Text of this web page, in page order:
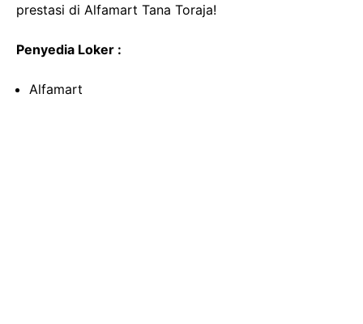
prestasi di Alfamart Tana Toraja!
Penyedia Loker :
Alfamart